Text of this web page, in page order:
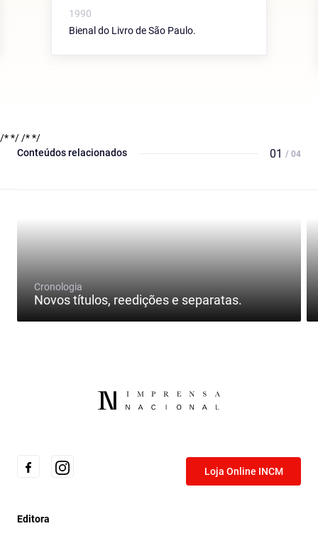
1990
Bienal do Livro de São Paulo.
/* *//* */
Conteúdos relacionados
01 / 04
Cronologia
Novos títulos, reedições e separatas.
Loja Online INCM
Editora